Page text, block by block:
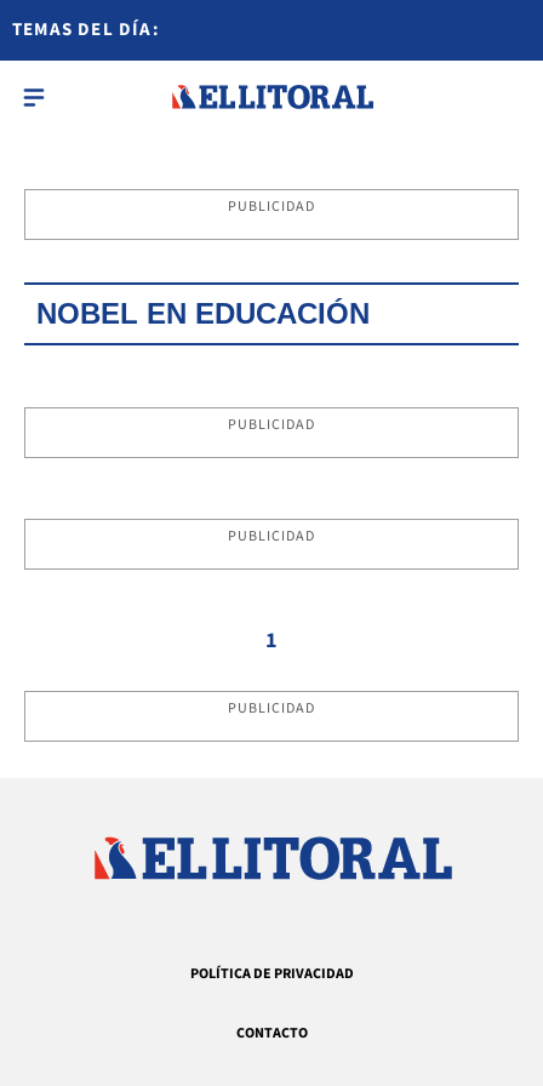
TEMAS DEL DÍA:
PUBLICIDAD
NOBEL EN EDUCACIÓN
PUBLICIDAD
PUBLICIDAD
1
PUBLICIDAD
POLÍTICA DE PRIVACIDAD
CONTACTO